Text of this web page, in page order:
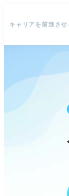
キャリアを前進さ